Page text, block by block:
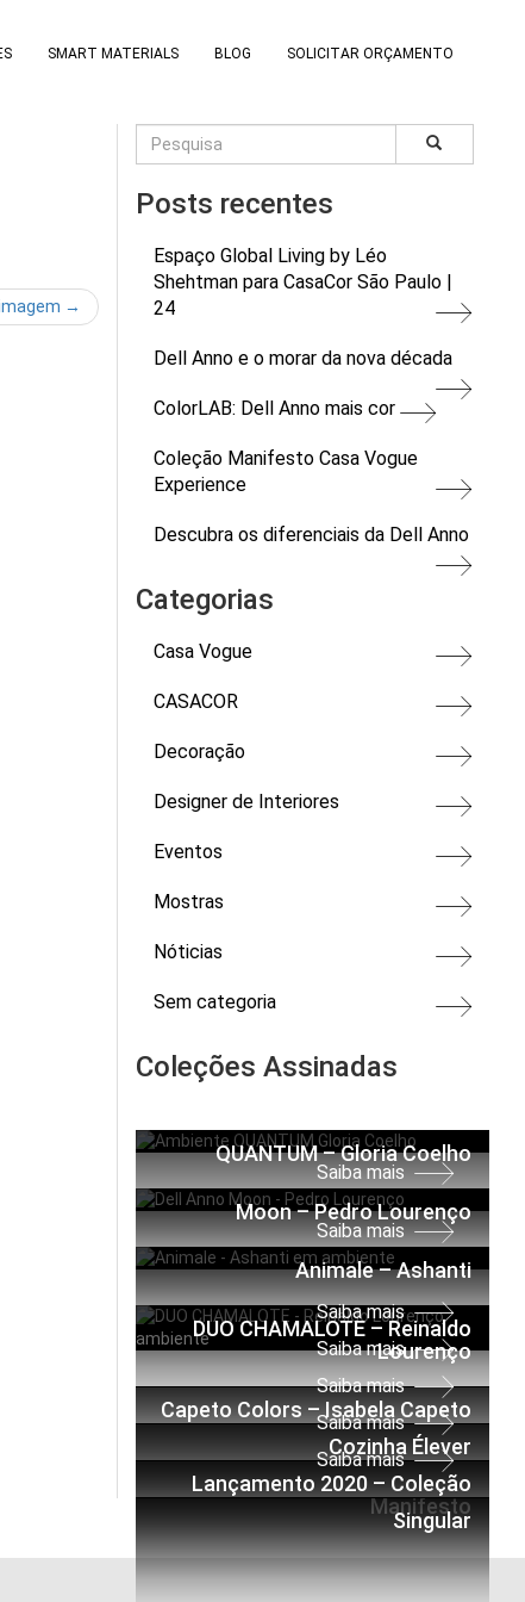
SMART MATERIALS BLOG SOLICITAR ORÇAMENTO
→
Posts recentes
Espaço Global Living by Léo
Shehtman para CasaCor São Paulo |
24
Dell Anno e o morar da nova década
ColorLAB: Dell Anno mais cor
Coleção Manifesto Casa Vogue
Experience
Descubra os diferenciais da Dell Anno
Categorias
Casa Vogue
CASACOR
Decoração
Designer de Interiores
Eventos
Mostras
Nóticias
Sem categoria
Coleções Assinadas
QUANTUM – Gloria Coelho
Moon – Pedro Lourenço
Saiba mais
Animale – Ashanti
Saiba mais
DUO CHAMALOTE – Reinaldo
Lourenço
Saiba mais
Capeto Colors – Isabela Capeto
Saiba mais
Cozinha Élever
Saiba mais
Lançamento 2020 – Coleção
Manifesto
Saiba mais
Singular
Saiba mais